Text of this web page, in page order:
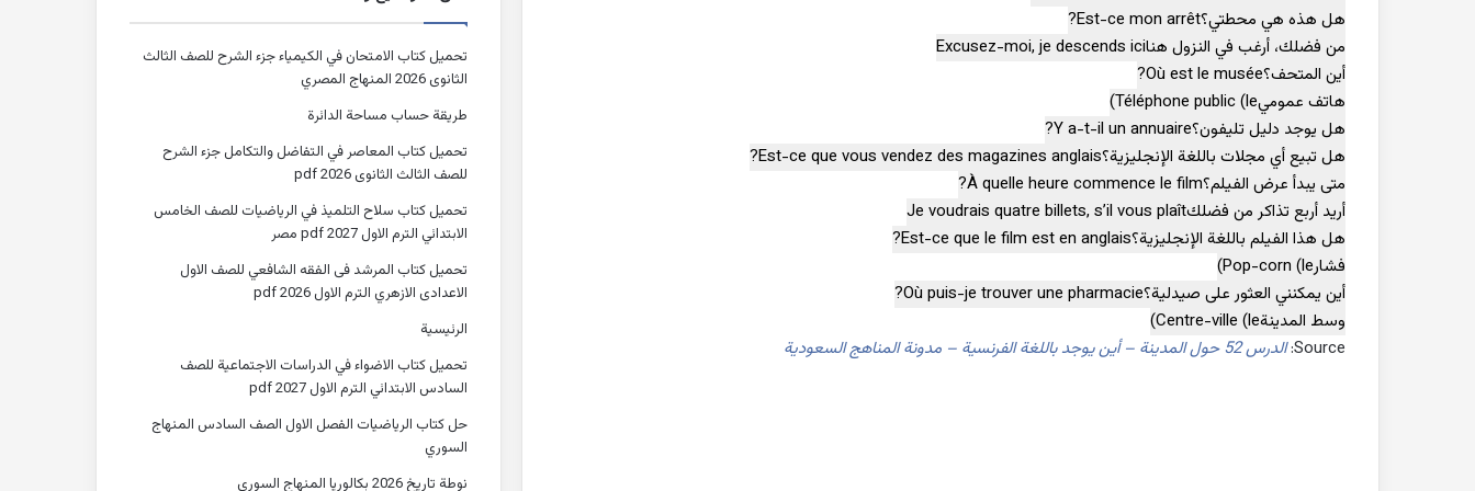
هل هذه هي محطتي؟Est-ce mon arrêt?
من فضلك، أرغب في النزول هناExcusez-moi, je descends ici
أين المتحف؟Où est le musée?
هاتف عموميTéléphone public (le)
هل يوجد دليل تليفون؟Y a-t-il un annuaire?
هل تبيع أي مجلات باللغة الإنجليزية؟Est-ce que vous vendez des magazines anglais?
متى يبدأ عرض الفيلم؟À quelle heure commence le film?
أريد أربع تذاكر من فضلكJe voudrais quatre billets, s’il vous plaît
هل هذا الفيلم باللغة الإنجليزية؟Est-ce que le film est en anglais?
فشارPop-corn (le)
أين يمكنني العثور على صيدلية؟Où puis-je trouver une pharmacie?
وسط المدينةCentre-ville (le)
Source: الدرس 52 حول المدينة – أين يوجد باللغة الفرنسية – مدونة المناهج السعودية
تحميل كتاب الامتحان في الكيمياء جزء الشرح للصف الثالث
الثانوى 2026 المنهاج المصري
طريقة حساب مساحة الدائرة
تحميل كتاب المعاصر في التفاضل والتكامل جزء الشرح
للصف الثالث الثانوى 2026 pdf
تحميل كتاب سلاح التلميذ في الرياضيات للصف الخامس
الابتدائي الترم الاول 2027 pdf مصر
تحميل كتاب المرشد فى الفقه الشافعي للصف الاول
الاعدادى الازهري الترم الاول 2026 pdf
الرئيسية
تحميل كتاب الاضواء في الدراسات الاجتماعية للصف
السادس الابتدائي الترم الاول 2027 pdf
حل كتاب الرياضيات الفصل الاول الصف السادس المنهاج
السوري
نوطة تاريخ 2026 بكالوريا المنهاج السوري